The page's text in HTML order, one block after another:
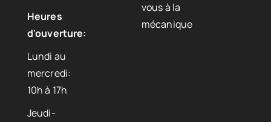
Heures
d'ouverture:
Lundi au
mercredi:
10h à 17h
Jeudi-
vous à la
mécanique